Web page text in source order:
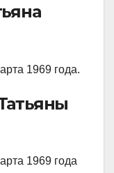
1969 года.
1969 года